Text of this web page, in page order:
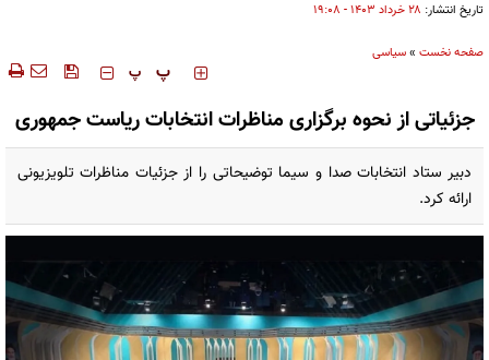
تاریخ انتشار: ۲۸ خرداد ۱۴۰۳ - ۱۹:۰۸
صفحه نخست »سیاسی
‍‍‍ پ پ
جزئیاتی از نحوه برگزاری مناظرات انتخابات ریاست جمهوری
دبیر ستاد انتخابات صدا و سیما توضیحاتی را از جزئیات مناظرات تلویزیونی
ارائه کرد.